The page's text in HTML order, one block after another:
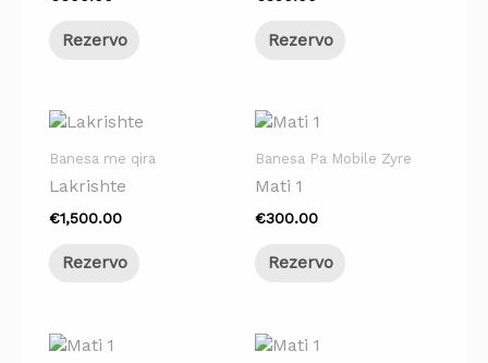
Rezervo Rezervo
Banesa me qira
Lakrishte
€1,500.00
Rezervo
Banesa Pa Mobile Zyre
Mati 1
€300.00
Rezervo